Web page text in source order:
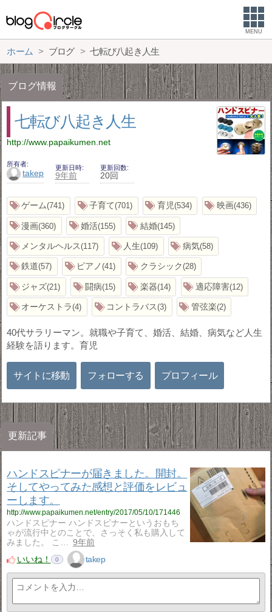
MENU
ホーム ブログ 七転び八起き人生
ブログ情報
七転び八起き人生
http://www.papaikumen.net
所有者
takep
更新日時
9年前
更新回数
20回
ゲーム 741 子育て 701 育児 534 映画 436
漫画 360 婚活 155 結婚 145
メンタルヘルス 117 人生 109 病気 58
鉄道 57 ピアノ 41 クラシック 28
ジャズ 21 闘病 15 楽器 14 適応障害 12
オーケストラ 4 コントラバス 3 管弦楽 2
40代サラリーマン。就職や子育て、婚活、結婚、病気など人生
経験を語ります。育児
サイトに移動 フォローする プロフィール
更新記事
ハンドスピナーが届きました。開封。
そしてやってみた感想と評価をレビュ
ーします。
http://www.papaikumen.net/entry/2017/05/10/171446
ハンドスピナー ハンドスピナーというおもち
ゃが流行中とのことで、さっそく私も購入して
みました。 こ…
9年前
いいね！
0 takep